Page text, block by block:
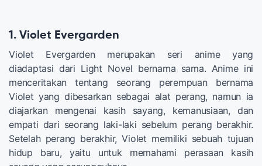
1. Violet Evergarden
Violet Evergarden merupakan seri anime yang
diadaptasi dari Light Novel bernama sama. Anime ini
menceritakan tentang seorang perempuan bernama
Violet yang dibesarkan sebagai alat perang, namun ia
diajarkan mengenai kasih sayang, kemanusiaan, dan
empati dari seorang laki-laki sebelum perang berakhir.
Setelah perang berakhir, Violet memiliki sebuah tujuan
hidup baru, yaitu untuk memahami perasaan kasih